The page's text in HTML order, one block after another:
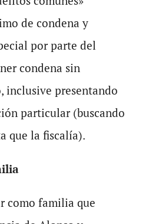
de condena y
por parte del
condena sin
inclusive presentando
particular (buscando
que la fiscalía).
como familia que